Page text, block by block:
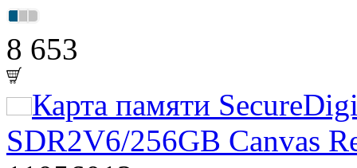
8 653
Карта памяти
SDR2V6/256GB Canvas